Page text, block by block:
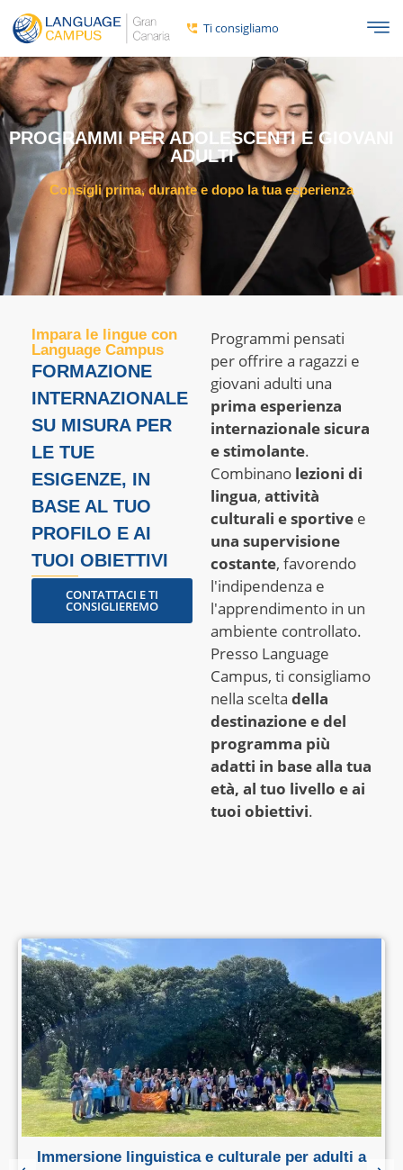
Ti consigliamo
PROGRAMMI PER ADOLESCENTI E GIOVANI
ADULTI
Consigli prima, durante e dopo la tua esperienza
Impara le lingue con
Language Campus
FORMAZIONE
INTERNAZIONALE
SU MISURA PER
LE TUE
ESIGENZE, IN
BASE AL TUO
PROFILO E AI
TUOI OBIETTIVI
CONTATTACI E TI
CONSIGLIEREMO
Programmi pensati
per offrire a ragazzi e
giovani adulti una
prima esperienza
internazionale sicura
e stimolante.
Combinano lezioni di
lingua, attività
culturali e sportive e
una supervisione
costante, favorendo
l'indipendenza e
l'apprendimento in un
ambiente controllato.
Presso Language
Campus, ti consigliamo
nella scelta della
destinazione e del
programma più
adatti in base alla tua
età, al tuo livello e ai
tuoi obiettivi.
Immersione linguistica e culturale per adulti a